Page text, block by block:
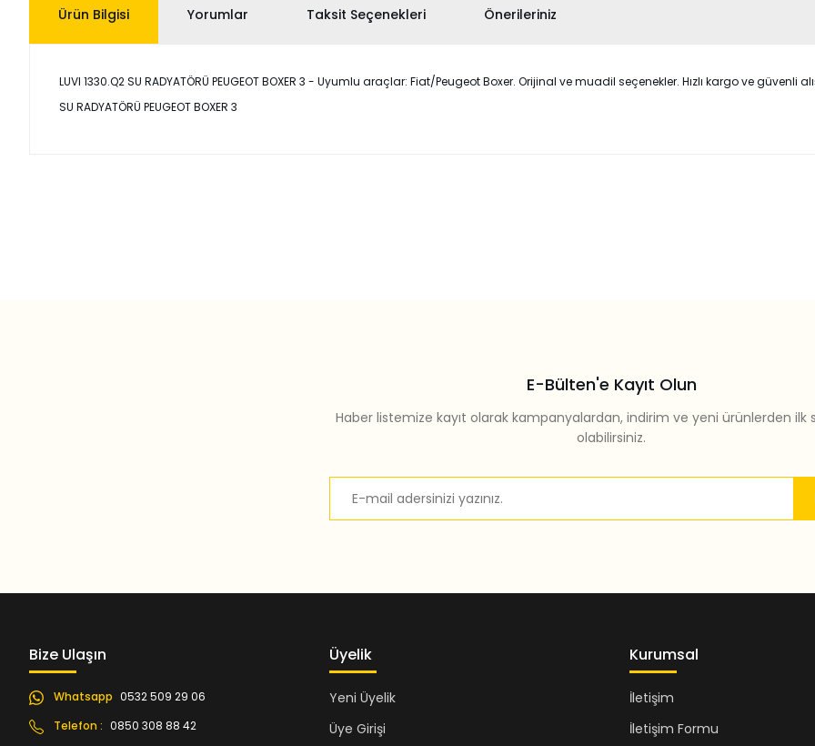
Ürün Bilgisi Yorumlar Taksit Seçenekleri Önerileriniz
LUVI 1330.Q2 SU RADYATÖRÜ PEUGEOT BOXER 3 - Uyumlu araçlar: Fiat/Peugeot Boxer. Orijinal ve muadil seçenekler. Hızlı kargo ve güvenli
SU RADYATÖRÜ PEUGEOT BOXER 3
Gönder
E-Bülten'e Kayıt Olun
Haber listemize kayıt olarak kampanyalardan, indirim ve yeni ürünlerden ilk
olabilirsiniz.
Bize Ulaşın
Whatsapp 0532 509 29 06
Telefon : 0850 308 88 42
Üyelik
Yeni Üyelik
Üye Girişi
Kurumsal
İletişim
İletişim Formu